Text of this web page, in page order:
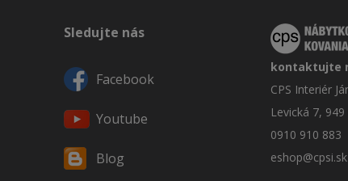
Sledujte nás
Facebook
Youtube
Blog
kontaktujte
CPS Interiér
Levická 7,
0910 910 883
eshop@cpsi.sk